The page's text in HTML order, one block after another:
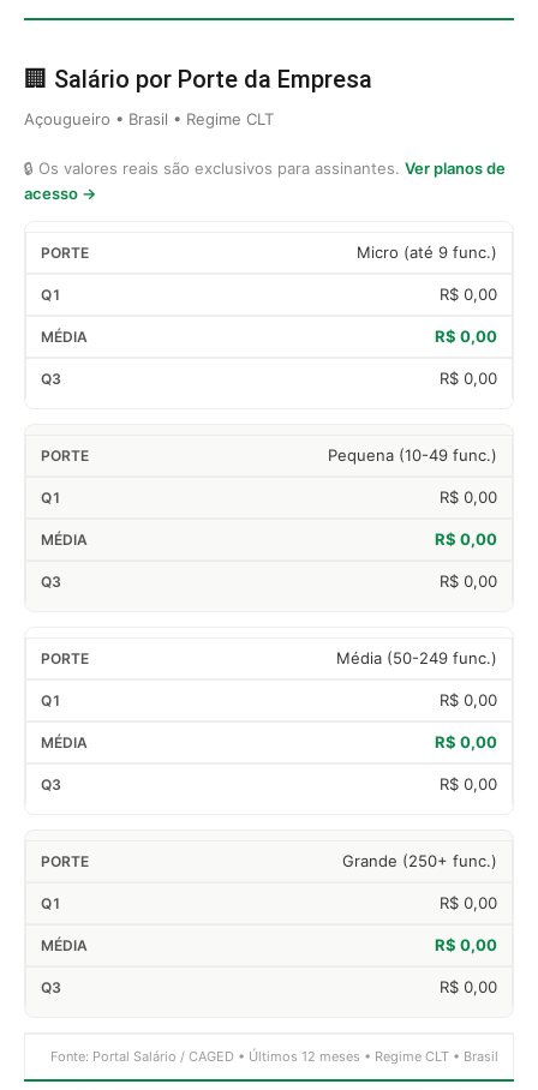
🏢 Salário por Porte da Empresa
Açougueiro • Brasil • Regime CLT
🔒 Os valores reais são exclusivos para assinantes. Ver planos de
acesso →
Micro (até 9 func.)
R$ 0,00
R$ 0,00
R$ 0,00
Pequena (10-49 func.)
R$ 0,00
R$ 0,00
R$ 0,00
Média (50-249 func.)
R$ 0,00
R$ 0,00
R$ 0,00
Grande (250+ func.)
R$ 0,00
R$ 0,00
R$ 0,00
Fonte: Portal Salário / CAGED • Últimos 12 meses • Regime CLT • Brasil